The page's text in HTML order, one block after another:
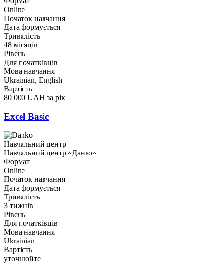
Online
Початок навчання
Дата формується
Тривалість
48 місяців
Рівень
Для початківців
Мова навчання
Ukrainian, English
Вартість
80 000 UAH за рік
Excel Basic
Навчальний центр
Навчальний центр «Данко»
Формат
Online
Початок навчання
Дата формується
Тривалість
3 тижнів
Рівень
Для початківців
Мова навчання
Ukrainian
Вартість
уточнюйте